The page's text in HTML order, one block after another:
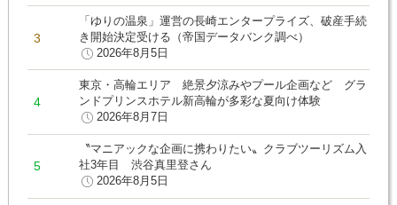
「ゆりの温泉」運営の長崎エンタープライズ、破産手続
き開始決定受ける（帝国データバンク調べ）
2026年8月5日
東京・高輪エリア 絶景夕涼みやプール企画など グラ
ンドプリンスホテル新高輪が多彩な夏向け体験
2026年8月7日
〝マニアックな企画に携わりたい〟クラブツーリズム入
社3年目 渋谷真里登さん
2026年8月5日